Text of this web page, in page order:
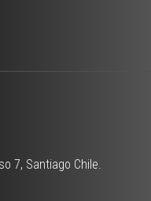
7, Santiago Chile.